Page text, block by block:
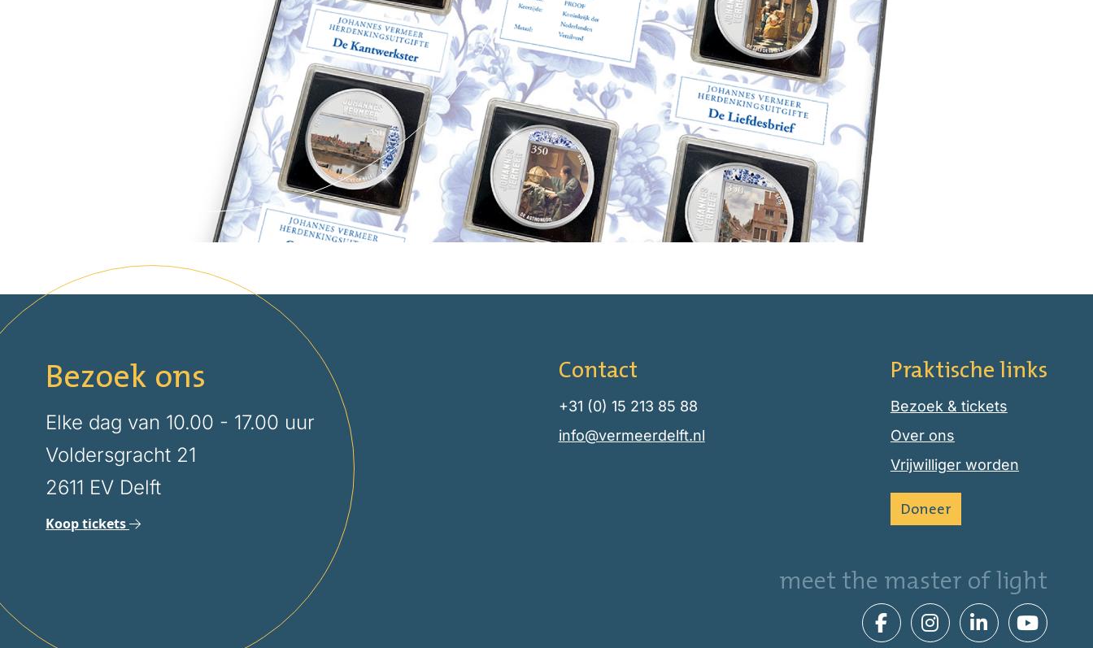
Bezoek ons
Elke dag van 10.00 - 17.00 uur
Voldersgracht 21
2611 EV Delft
Koop tickets
Contact
+31 (0) 15 213 85 88
info@vermeerdelft.nl
Praktische links
Bezoek & tickets
Over ons
Vrijwilliger worden
Doneer
meet the master of light